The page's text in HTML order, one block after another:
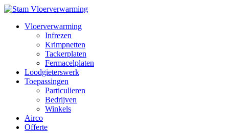
Vloerverwarming
Infrezen
Krimpnetten
Tackerplaten
Fermacelplaten
Loodgieterswerk
Toepassingen
Particulieren
Bedrijven
Winkels
Airco
Offerte